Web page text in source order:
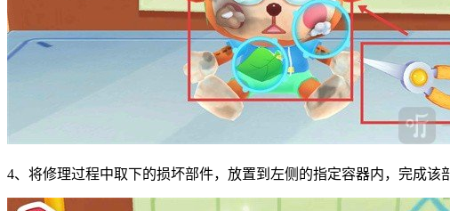
4、将修理过程中取下的损坏部件，放置到左侧的指定容器内，完成该